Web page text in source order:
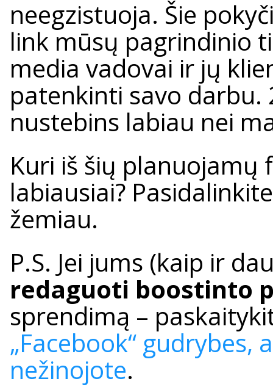
neegzistuoja. Šie
link mūsų pagrindinio
media vadovai ir jų
patenkinti savo darbu.
nustebins labiau nei
Kuri iš šių planuojamų
labiausiai?
žemiau.
P.S. Jei jums (kaip ir
redaguoti boostinto
sprendimą –
„Facebook“ gudrybes,
nežinojote.